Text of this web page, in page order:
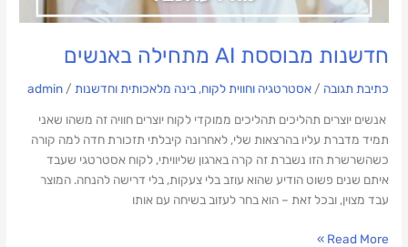
חדשנות מבוססת AI מתחילה באנשים
כתיבת תגובה /אסטרטגיה וחווית לקוח,בינה מלאכותית וחדשנות /
admin
אנשים יוצרים תהליכים תהליכים ממוקדי לקוח יוצרים חוויה זה משהו שאני
תמיד מדברת עליו בהרצאות שלי, לאחרונה קיבלתי תזכורת חדה למה קורה
כשהשרשרת הזו נשברת זה קרה בארגון שליוויתי, לקוח אסטרטגי שעבד
איתם שנים פשוט הודיע שהוא עוזב בלי צעקות, בלי דרישה להנחה. המוצר
עבד מצוין, ובכל זאת – הוא בחר לעזוב בשיחה עם אותו
Read More »